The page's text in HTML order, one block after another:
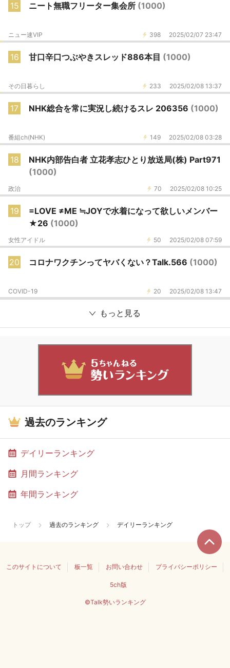
15 ニート無職フリーター集会所 (1000)
398 2025/02/07 23:47
ニュー速VIP
16 甘口辛口つぶやきスレッド886本目 (1000)
233 2025/02/08 13:37
その日暮らし
17 NHK総合を常に実況し続けるスレ 206356 (1000)
149 2025/02/08 03:28
番組ch(NHK)
18
NHK内部告白者 立花孝志ひとり放送局(株) Part971
(1000)
70 2025/02/08 10:25
政治
19
=LOVE ≠ME ≒JOYで水着になって欲しいメンバー
★26 (1000)
50 2025/02/08 07:59
女性アイドル
20 コロナワクチンってヤバくない？Talk.566 (1000)
20 2025/02/08 13:47
COVID-19
もっと見る
過去のランキング
デイリーランキング
月間ランキング
年間ランキング
トップ 過去のランキング デイリーランキング
このサイトについて 板一覧 お問い合わせ プライバシーポリシー
5ch版
©Talk勢いランキング